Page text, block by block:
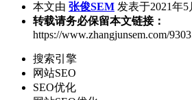
本文由 张俊SEM 发表于2021年5
转载请务必保留本文链接：
https://www.zhangjunsem.com/
搜索引擎
网站SEO
SEO优化